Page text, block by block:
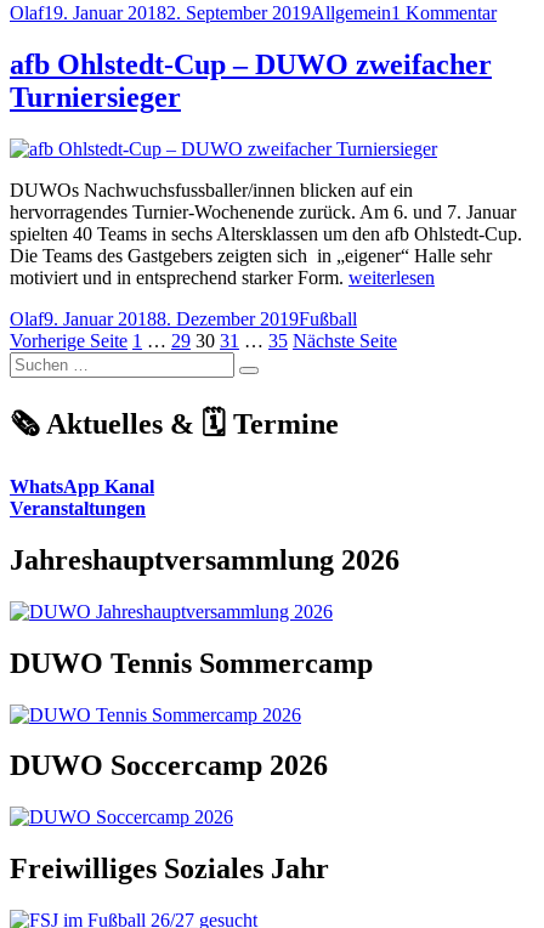
geknackt“
Autor
OlafVeröffentlicht
19. Januar 20182. September 2019Kategorien
Allgemein1 Kommentarzu
afb Ohlstedt-Cup – DUWO zweifacher
Turniersieger
DUWOs Nachwuchsfussballer/innen blicken auf ein
hervorragendes Turnier-Wochenende zurück. Am 6. und 7. Januar
spielten 40 Teams in sechs Altersklassen um den afb Ohlstedt-Cup.
Die Teams des Gastgebers zeigten sich in „eigener“ Halle sehr
motiviert und in entsprechend starker Form. „afb
Cup
–
weiterlesen
Autor
OlafVeröffentlicht
am
9. Januar 20188. Dezember 2019Kategorien
Fußball
Seitennummerierung
der
Beiträge
Vorherige Seite Seite
1 … Seite
29 Seite
30 Seite
31 … Seite
35 Nächste Seite
Suchen
nach:
Suchen
🗞️ Aktuelles & 🗓️ Termine
WhatsApp Kanal
Veranstaltungen
Jahreshauptversammlung 2026
DUWO Tennis Sommercamp
DUWO Soccercamp 2026
Freiwilliges Soziales Jahr